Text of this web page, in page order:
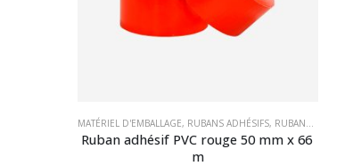
PP ACRYLIQUES ,RUBANS ADHÉSIFS PP SOLVANT
MATÉRIEL D'EMBALLAGE, RUBANS ADHÉSIFS, RUBANS ADHÉSIFS EN PVC
Ruban adhésif PVC rouge 50 mm x 66
m